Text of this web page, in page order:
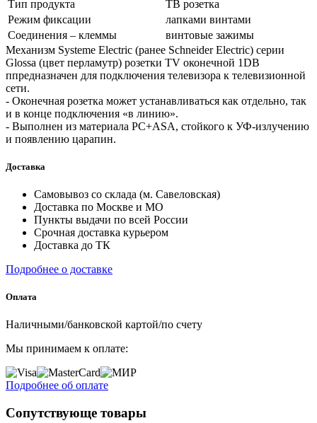
Тип продукта
ТВ розетка
Режим фиксации
лапками винтами
Соединения – клеммы
винтовые зажимы
Механизм Systeme Electric (ранее Schneider Electric) серии
Glossa (цвет перламутр) розетки TV оконечной 1DB
ппредназначен для подключения телевизора к телевизионной
сети.
- Оконечная розетка может устанавливаться как отдельно, так
и в конце подключения «в линию».
- Выполнен из материала PС+ASA, стойкого к УФ-излучению
и появлению царапин.
Доставка
Самовывоз со склада (м. Савеловская)
Доставка по Москве и МО
Пункты выдачи по всей России
Срочная доставка курьером
Доставка до ТК
Подробнее о доставке
Оплата
Наличными/банковской картой/по счету
Мы принимаем к оплате:
Подробнее об оплате
Сопутствующе товары